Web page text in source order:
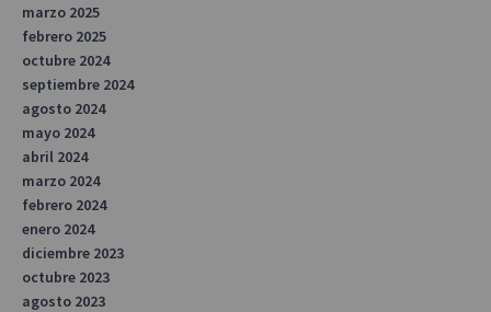
marzo 2025
febrero 2025
octubre 2024
septiembre 2024
agosto 2024
mayo 2024
abril 2024
marzo 2024
febrero 2024
enero 2024
diciembre 2023
octubre 2023
agosto 2023